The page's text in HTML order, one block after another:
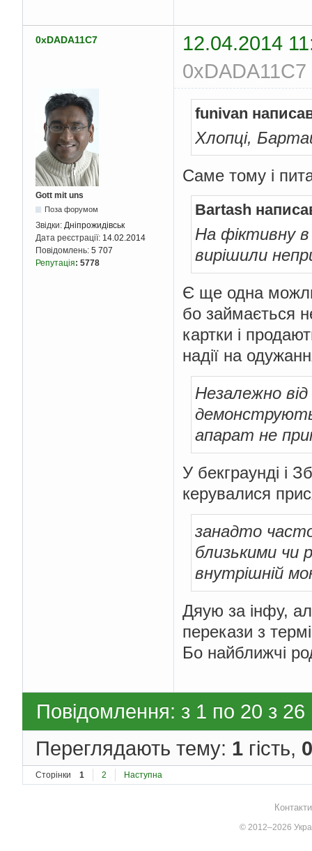
0xDADA11C7
12.04.2014
Gott mit uns
Поза форумом
Звідки: Дніпрожидівськ
Дата реєстрації: 14.02.2014
Повідомлень: 5 707
Репутація: 5778
funivan
Хлопці,
Саме тому і
Bartash
На фіктивну
вирішили
Є ще одна
бо займається
картки і
надії на
Незалежно
апарат не
У бекграунді і
керувалися
занадто
близькими чи
внутрішній
Дяую за інфу,
перекази з
Бо найближчі
Повідомлення: з 1 по 20 з 26
Переглядають тему: 1 гість, 0
Сторінки 1 2 Наступна
© 2012–2026